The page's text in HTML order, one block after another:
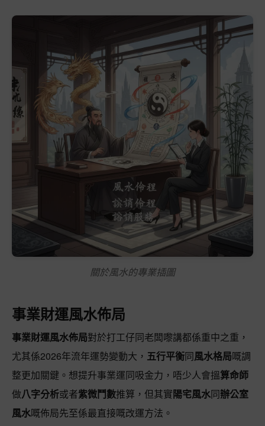
關於風水的專業插圖
事業財運風水佈局
事業財運風水佈局對於打工仔同老闆嚟講都係重中之重，
尤其係2026年流年運勢變動大， 五行平衡同風水格局嘅調
整更加關鍵。想提升事業運同吸金力，唔少人會搵算命師
做八字分析或者紫微鬥數推算，但其實陽宅風水同辦公室
風水嘅佈局先至係最直接嘅改運方法。